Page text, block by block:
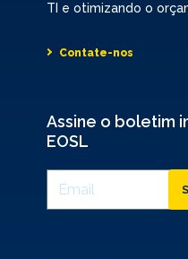
TI e otimizando o
Contate-nos
Assine o boletim
EOSL